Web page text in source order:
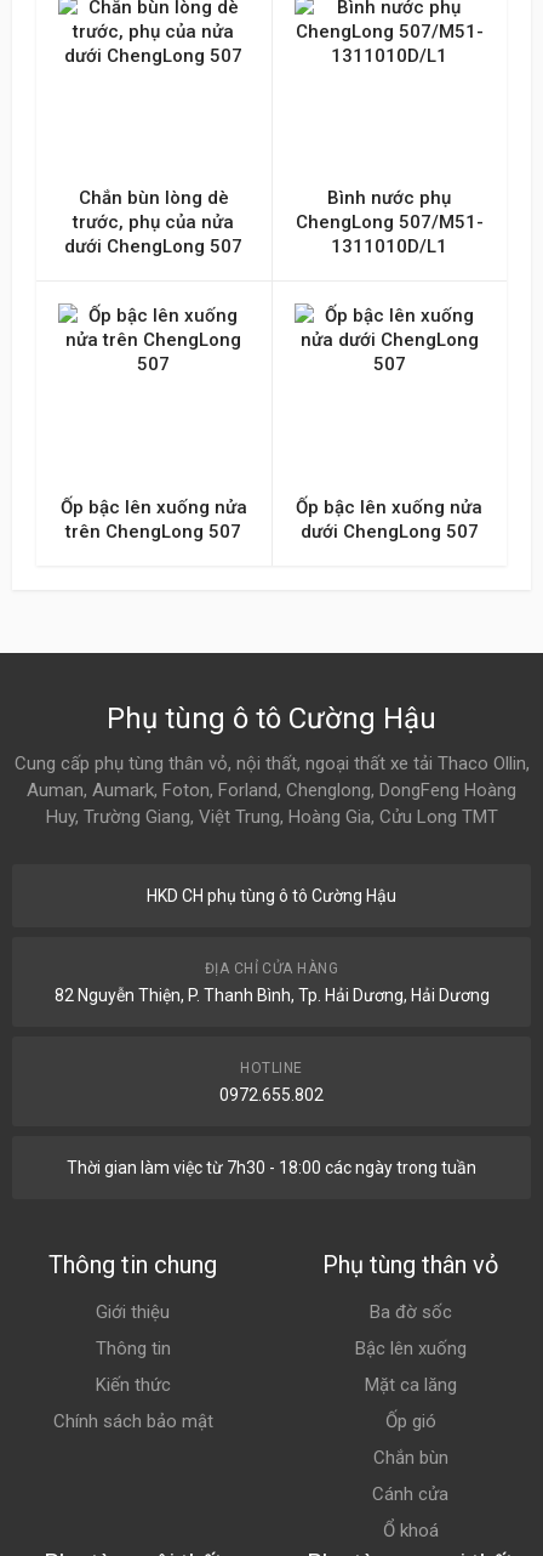
Chắn bùn lòng dè
trước, phụ của nửa
dưới ChengLong 507
Bình nước phụ
ChengLong 507/M51-
1311010D/L1
Ốp bậc lên xuống nửa
trên ChengLong 507
Ốp bậc lên xuống nửa
dưới ChengLong 507
Phụ tùng ô tô Cường Hậu
Cung cấp phụ tùng thân vỏ, nội thất, ngoại thất xe tải Thaco Ollin,
Auman, Aumark, Foton, Forland, Chenglong, DongFeng Hoàng
Huy, Trường Giang, Việt Trung, Hoàng Gia, Cửu Long TMT
HKD CH phụ tùng ô tô Cường Hậu
ĐỊA CHỈ CỬA HÀNG
82 Nguyễn Thiện, P. Thanh Bình, Tp. Hải Dương, Hải Dương
HOTLINE
0972.655.802
Thời gian làm việc từ 7h30 - 18:00 các ngày trong tuần
Thông tin chung
Giới thiệu
Thông tin
Kiến thức
Chính sách bảo mật
Phụ tùng thân vỏ
Ba đờ sốc
Bậc lên xuống
Mặt ca lăng
Ốp gió
Chắn bùn
Cánh cửa
Ổ khoá